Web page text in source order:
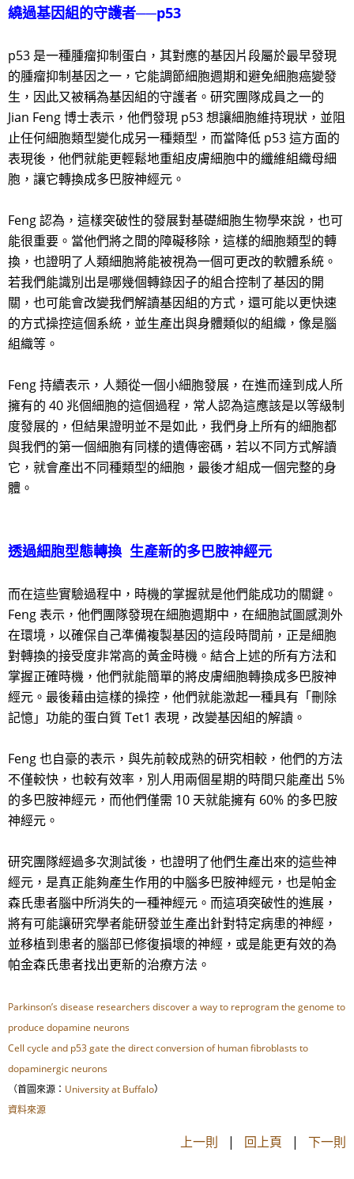
繞過基因組的守護者──p53
p53 是一種腫瘤抑制蛋白，其對應的基因片段屬於最早發現
的腫瘤抑制基因之一，它能調節細胞週期和避免細胞癌變發
生，因此又被稱為基因組的守護者。研究團隊成員之一的
Jian Feng 博士表示，他們發現 p53 想讓細胞維持現狀，並阻
止任何細胞類型變化成另一種類型，而當降低 p53 這方面的
表現後，他們就能更輕鬆地重組皮膚細胞中的纖維組織母細
胞，讓它轉換成多巴胺神經元。
Feng 認為，這樣突破性的發展對基礎細胞生物學來說，也可
能很重要。當他們將之間的障礙移除，這樣的細胞類型的轉
換，也證明了人類細胞將能被視為一個可更改的軟體系統。
若我們能識別出是哪幾個轉錄因子的組合控制了基因的開
關，也可能會改變我們解讀基因組的方式，還可能以更快速
的方式操控這個系統，並生產出與身體類似的組織，像是腦
組織等。
Feng 持續表示，人類從一個小細胞發展，在進而達到成人所
擁有的 40 兆個細胞的這個過程，常人認為這應該是以等級制
度發展的，但結果證明並不是如此，我們身上所有的細胞都
與我們的第一個細胞有同樣的遺傳密碼，若以不同方式解讀
它，就會產出不同種類型的細胞，最後才組成一個完整的身
體。
透過細胞型態轉換 生產新的多巴胺神經元
而在這些實驗過程中，時機的掌握就是他們能成功的關鍵。
Feng 表示，他們團隊發現在細胞週期中，在細胞試圖感測外
在環境，以確保自己準備複製基因的這段時間前，正是細胞
對轉換的接受度非常高的黃金時機。結合上述的所有方法和
掌握正確時機，他們就能簡單的將皮膚細胞轉換成多巴胺神
經元。最後藉由這樣的操控，他們就能激起一種具有「刪除
記憶」功能的蛋白質 Tet1 表現，改變基因組的解讀。
Feng 也自豪的表示，與先前較成熟的研究相較，他們的方法
不僅較快，也較有效率，別人用兩個星期的時間只能產出 5%
的多巴胺神經元，而他們僅需 10 天就能擁有 60% 的多巴胺
神經元。
研究團隊經過多次測試後，也證明了他們生產出來的這些神
經元，是真正能夠產生作用的中腦多巴胺神經元，也是帕金
森氏患者腦中所消失的一種神經元。而這項突破性的進展，
將有可能讓研究學者能研發並生產出針對特定病患的神經，
並移植到患者的腦部已修復損壞的神經，或是能更有效的為
帕金森氏患者找出更新的治療方法。
Parkinson’s disease researchers discover a way to reprogram the genome to
produce dopamine neurons
Cell cycle and p53 gate the direct conversion of human fibroblasts to
dopaminergic neurons
（首圖來源： University at Buffalo）
資料來源
上一則 | 回上頁 | 下一則